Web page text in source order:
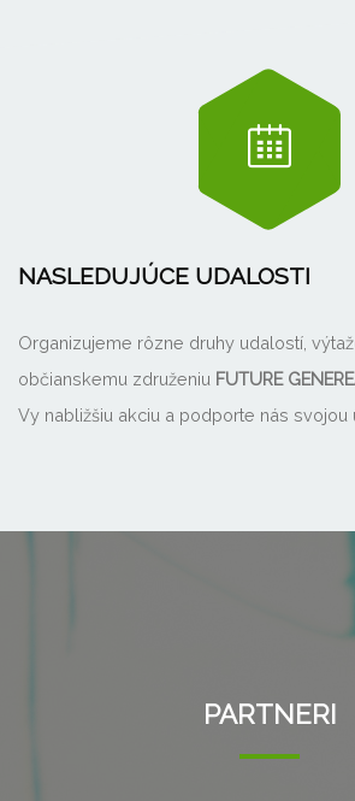
NASLEDUJÚCE UDALOSTI
Organizujeme rôzne druhy udalostí,
občianskemu združeniu FUTURE
Vy nabližšiu akciu a podporte nás svojou
PARTNERI